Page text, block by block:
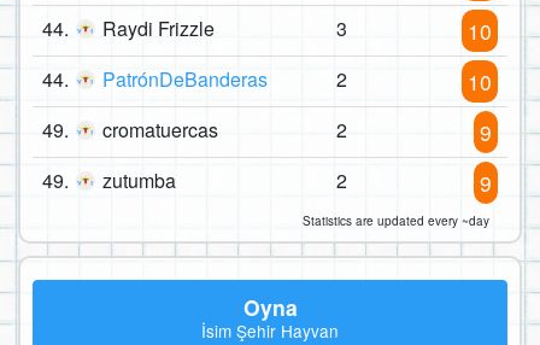
44. Raydi Frizzle 3 10
44. PatrónDeBanderas 2 10
49. cromatuercas 2 9
49. zutumba 2 9
Statistics are updated every ~day
Oyna
İsim Şehir Hayvan